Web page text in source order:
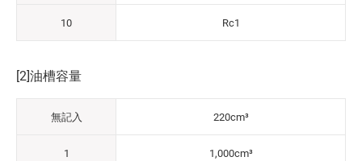
10 Rc1
[2]油槽容量
無記入 220cm³
1 1,000cm³